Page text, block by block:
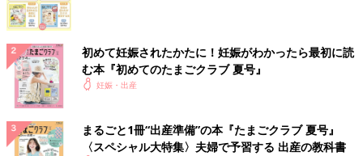
ある時は、
ち側に赤ちゃんの背中があるのかも？！」と面白くなってしまっ
て笑ったり。胎動が激しくなると（
第１２話参照
）、お腹の外か
ら胎動が見えたりして、気持ち悪くて面白かったです。
初めて妊娠されたかたに！妊娠がわかったら最初に読
む本『初めてのたまごクラブ 夏号』
妊娠・出産
まるごと1冊“出産準備”の本『たまごクラブ 夏号』
〈スペシャル大特集〉夫婦で予習する 出産の教科書